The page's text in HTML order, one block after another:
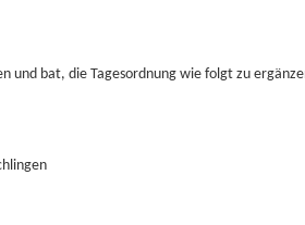
und bat, die Tagesordnung wie folgt zu